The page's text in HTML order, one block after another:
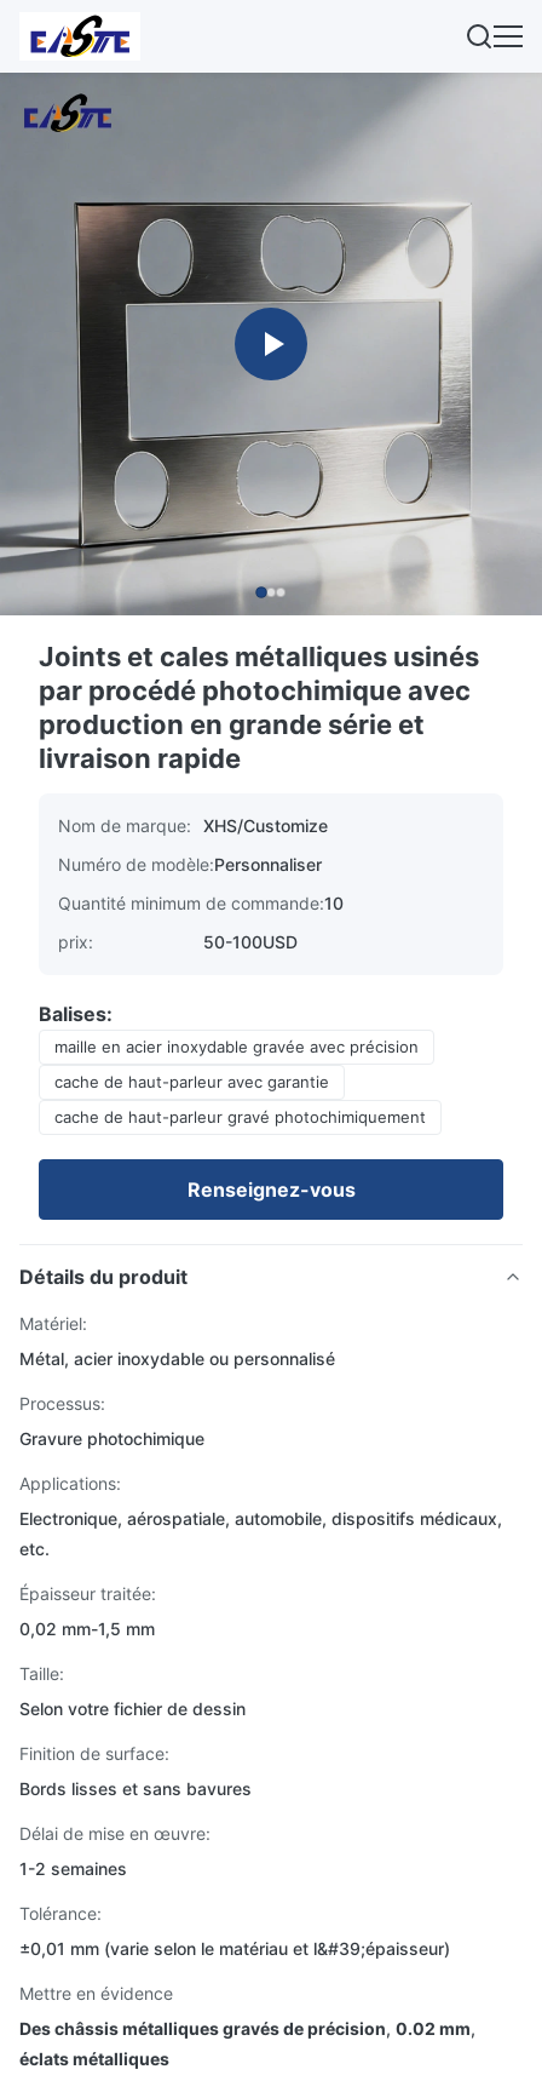
Joints et cales métalliques usinés
par procédé photochimique avec
production en grande série et
livraison rapide
Nom de marque:
XHS/Customize
Numéro de modèle:Personnaliser
Quantité minimum de commande:10
prix:
50-100USD
Balises:
maille en acier inoxydable gravée avec précision
cache de haut-parleur avec garantie
cache de haut-parleur gravé photochimiquement
Renseignez-vous
Détails du produit
Matériel:
Métal, acier inoxydable ou personnalisé
Processus:
Gravure photochimique
Applications:
Electronique, aérospatiale, automobile, dispositifs médicaux,
etc.
Épaisseur traitée:
0,02 mm-1,5 mm
Taille:
Selon votre fichier de dessin
Finition de surface:
Bords lisses et sans bavures
Délai de mise en œuvre:
1-2 semaines
Tolérance:
±0,01 mm (varie selon le matériau et l&#39;épaisseur)
Mettre en évidence
Des châssis métalliques gravés de précision, 0.02 mm,
éclats métalliques